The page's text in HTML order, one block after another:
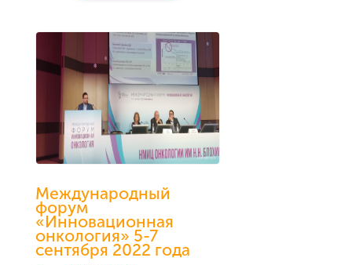
Международный
форум
«Инновационная
онкология» 5-7
сентября 2022 года